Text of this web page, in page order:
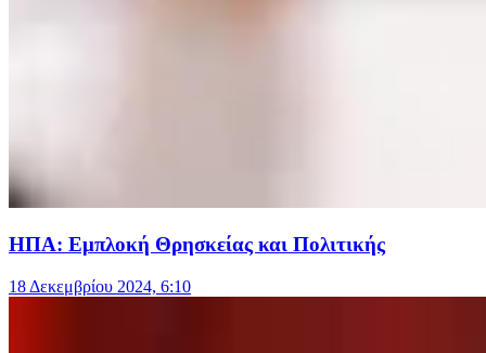
ΗΠΑ: Εμπλοκή Θρησκείας και Πολιτικής
18 Δεκεμβρίου 2024, 6:10